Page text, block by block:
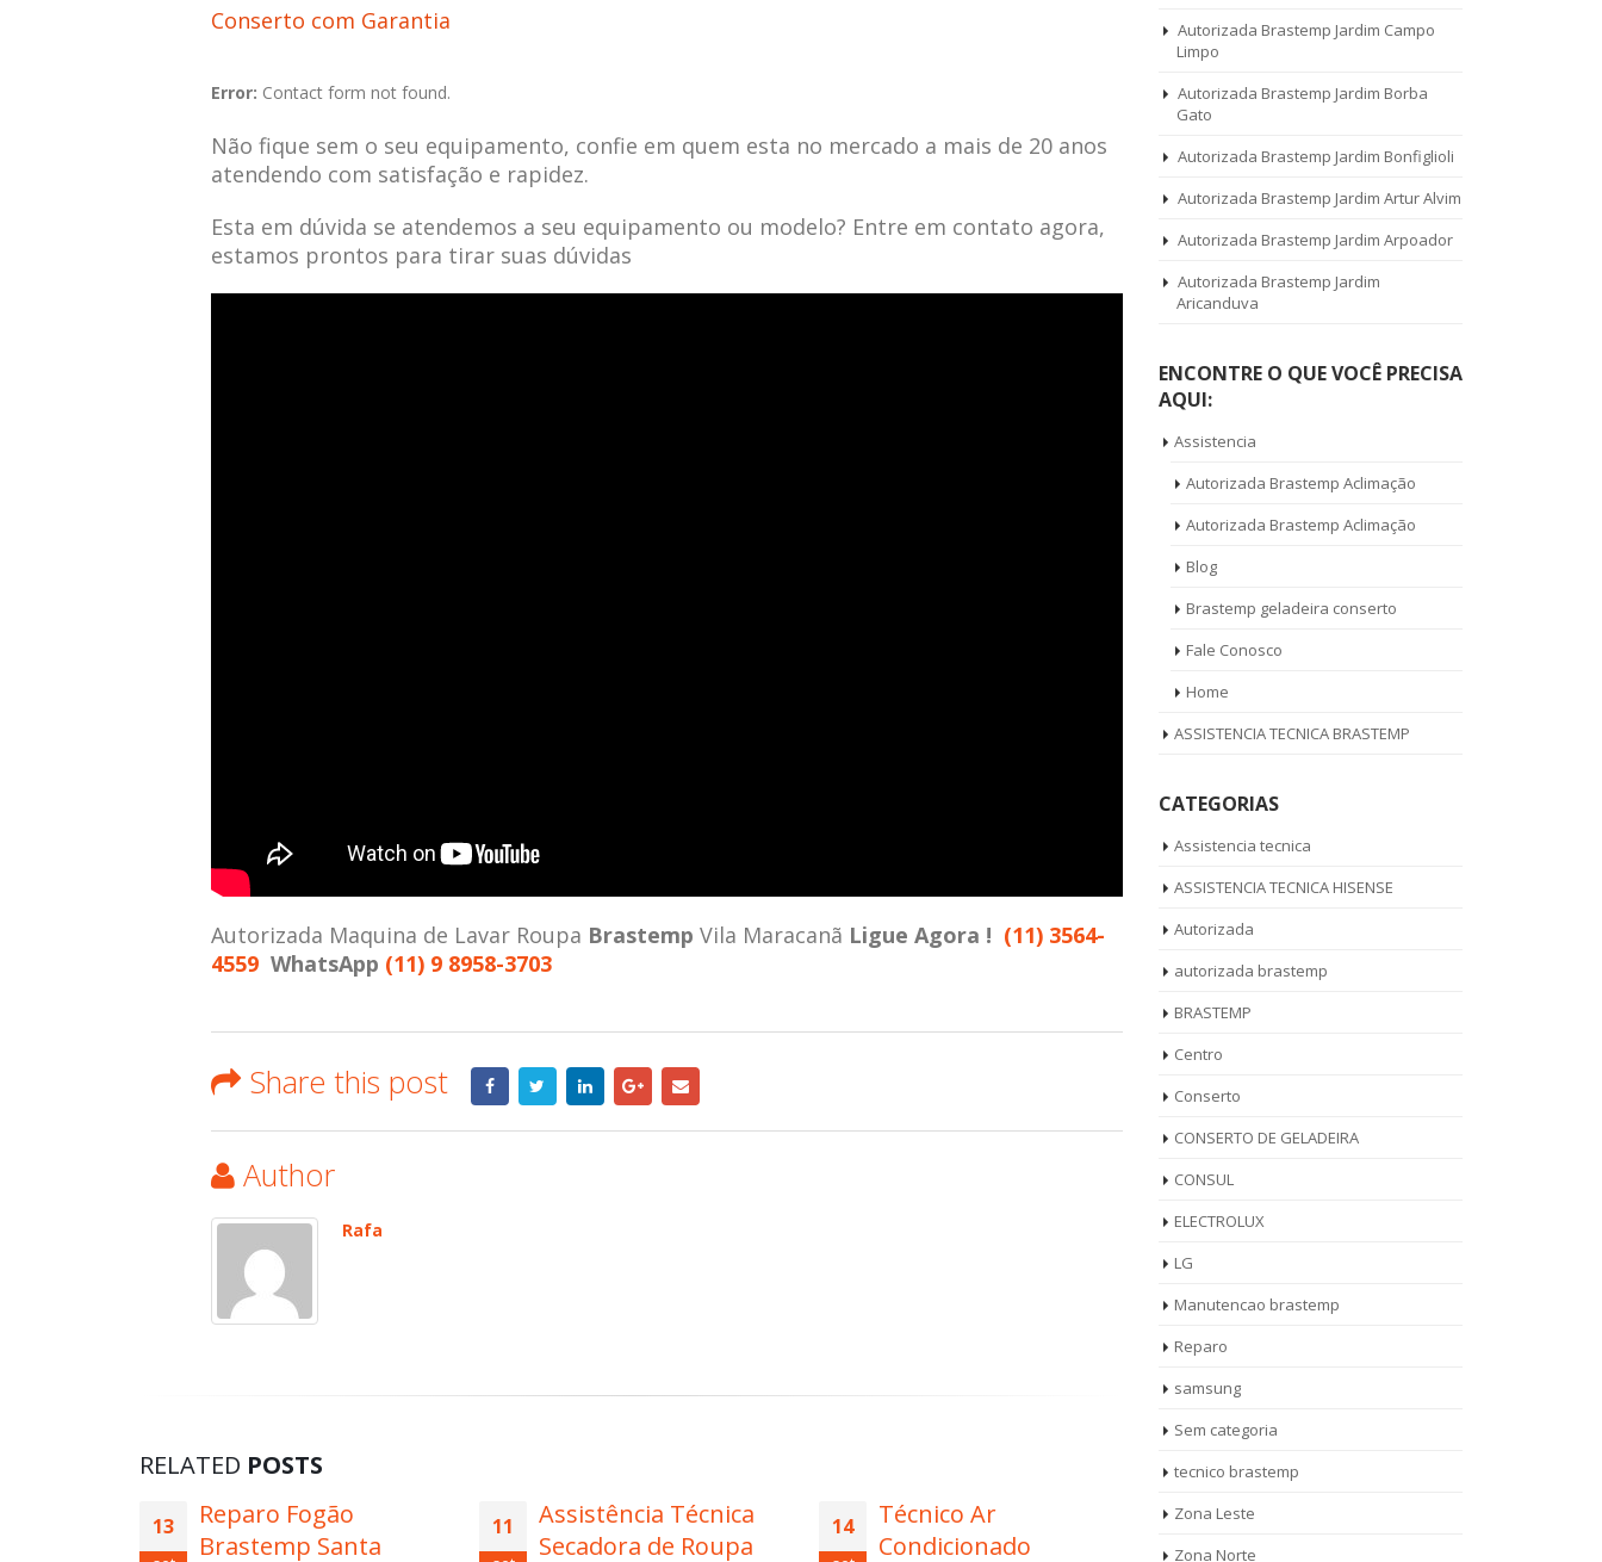
Conserto com Garantia
Error: Contact form not found.
Não fique sem o seu equipamento, confie em quem esta no mercado a mais de 20 anos
atendendo com satisfação e rapidez.
Esta em dúvida se atendemos a seu equipamento ou modelo? Entre em contato agora,
estamos prontos para tirar suas dúvidas
Autorizada Maquina de Lavar Roupa Brastemp Vila Maracanã Ligue Agora ! (11) 3564-
4559 WhatsApp (11) 9 8958-3703
Share this post
Author
Rafa
RELATED POSTS
11
Assistência Técnica
Secadora de Roupa
14
Técnico Ar
Condicionado
11
Autorizada Secadora
de Roupa Brastemp
11
Assistência Técnica
Lava e Seca Brastemp
Autorizada Brastemp Jardim Campo
Limpo
Autorizada Brastemp Jardim Borba
Gato
Autorizada Brastemp Jardim Bonfiglioli
Autorizada Brastemp Jardim Artur Alvim
Autorizada Brastemp Jardim Arpoador
Autorizada Brastemp Jardim
Aricanduva
ENCONTRE O QUE VOCÊ PRECISA
AQUI:
Assistencia
Autorizada Brastemp Aclimação
Autorizada Brastemp Aclimação
Blog
Brastemp geladeira conserto
Fale Conosco
Home
ASSISTENCIA TECNICA BRASTEMP
CATEGORIAS
Assistencia tecnica
ASSISTENCIA TECNICA HISENSE
Autorizada
autorizada brastemp
BRASTEMP
Centro
Conserto
CONSERTO DE GELADEIRA
CONSUL
ELECTROLUX
LG
Manutencao brastemp
Reparo
samsung
Sem categoria
tecnico brastemp
Zona Leste
Zona Norte